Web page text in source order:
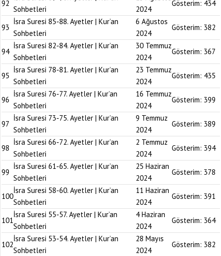
92
Sohbetleri
2024
Gösterim: 434
93
İsra Suresi 85-88. Ayetler | Kur’an
Sohbetleri
6 Ağustos
2024
Gösterim: 382
94
İsra Suresi 82-84. Ayetler | Kur’an
Sohbetleri
30 Temmuz
2024
Gösterim: 367
95
İsra Suresi 78-81. Ayetler | Kur’an
Sohbetleri
23 Temmuz
2024
Gösterim: 435
96
İsra Suresi 76-77. Ayetler | Kur’an
Sohbetleri
16 Temmuz
2024
Gösterim: 399
97
İsra Suresi 73-75. Ayetler | Kur’an
Sohbetleri
9 Temmuz
2024
Gösterim: 389
98
İsra Suresi 66-72. Ayetler | Kur’an
Sohbetleri
2 Temmuz
2024
Gösterim: 394
99
İsra Suresi 61-65. Ayetler | Kur’an
Sohbetleri
25 Haziran
2024
Gösterim: 378
100
İsra Suresi 58-60. Ayetler | Kur’an
Sohbetleri
11 Haziran
2024
Gösterim: 391
101
İsra Suresi 55-57. Ayetler | Kur’an
Sohbetleri
4 Haziran
2024
Gösterim: 364
102
İsra Suresi 53-54. Ayetler | Kur’an
Sohbetleri
28 Mayıs
2024
Gösterim: 382